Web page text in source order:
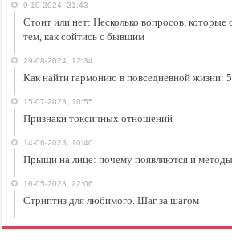
9-10-2024, 21:43
Стоит или нет: Несколько вопросов, которые
тем, как сойтись с бывшим
29-08-2024, 12:34
Как найти гармонию в повседневной жизни:
15-07-2023, 10:55
Признаки токсичных отношений
14-06-2023, 10:40
Прыщи на лице: почему появляются и
16-05-2023, 22:06
Стриптиз для любимого. Шаг за шагом